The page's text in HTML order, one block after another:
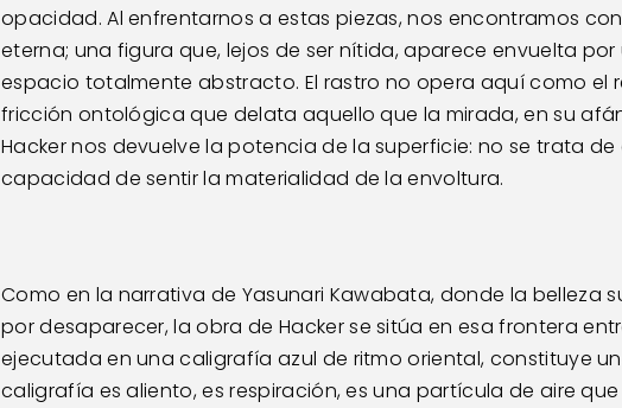
opacidad. Al enfrentarnos a estas piezas, nos encontramos
eterna; una figura que, lejos de ser nítida, aparece envuelta
espacio totalmente abstracto. El rastro no opera aquí como el
fricción ontológica que delata aquello que la mirada, en su
Hacker nos devuelve la potencia de la superficie: no se trata
capacidad de sentir la materialidad de la envoltura.
Como en la narrativa de Yasunari Kawabata, donde la belleza
por desaparecer, la obra de Hacker se sitúa en esa frontera
ejecutada en una caligrafía azul de ritmo oriental, constituye
caligrafía es aliento, es respiración, es una partícula de aire